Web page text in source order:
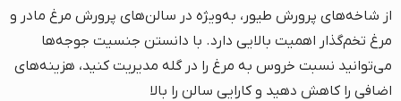
از شاخه‌های پرورش طیور، به‌ویژه در سالن‌های پرورش مرغ مادر و
مرغ تخم‌گذار اهمیت بالایی دارد. با دانستن جنسیت جوجه‌ها
می‌توانید نسبت خروس به مرغ را در گله مدیریت کنید، هزینه‌های
اضافی را کاهش دهید و کارایی سالن را بالا